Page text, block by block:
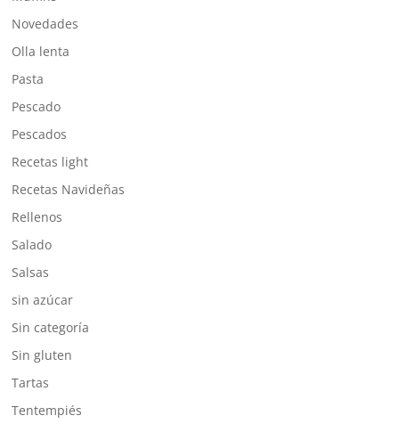
Novedades
Olla lenta
Pasta
Pescado
Pescados
Recetas light
Recetas Navideñas
Rellenos
Salado
Salsas
sin azúcar
Sin categoría
Sin gluten
Tartas
Tentempiés